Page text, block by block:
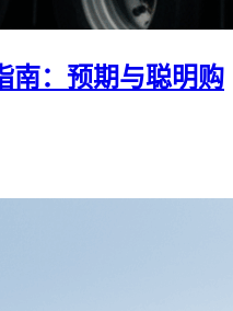
南：预期与聪明购